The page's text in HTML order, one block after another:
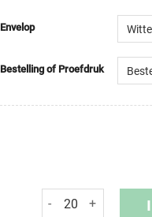
Envelop
Bestelling of Proefdruk